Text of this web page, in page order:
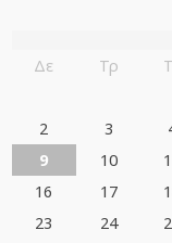
Δε Τρ
2
3
9
10
16
17
23
24